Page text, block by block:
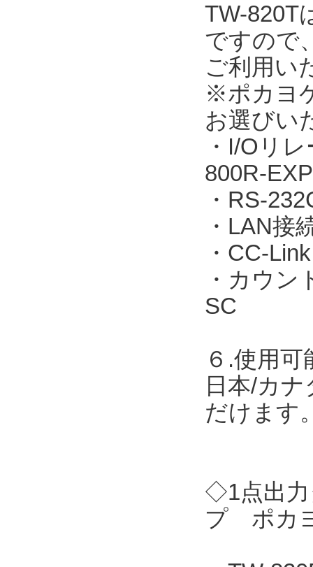
TW-820T
ですので
ご利用い
※ポカヨ
お選びい
・I/Oリ
800R-EXP
・RS-
・LAN接
・CC-
・カウン
SC
６.使用可
日本/カ
だけます
◇1点出力
プ ポカ